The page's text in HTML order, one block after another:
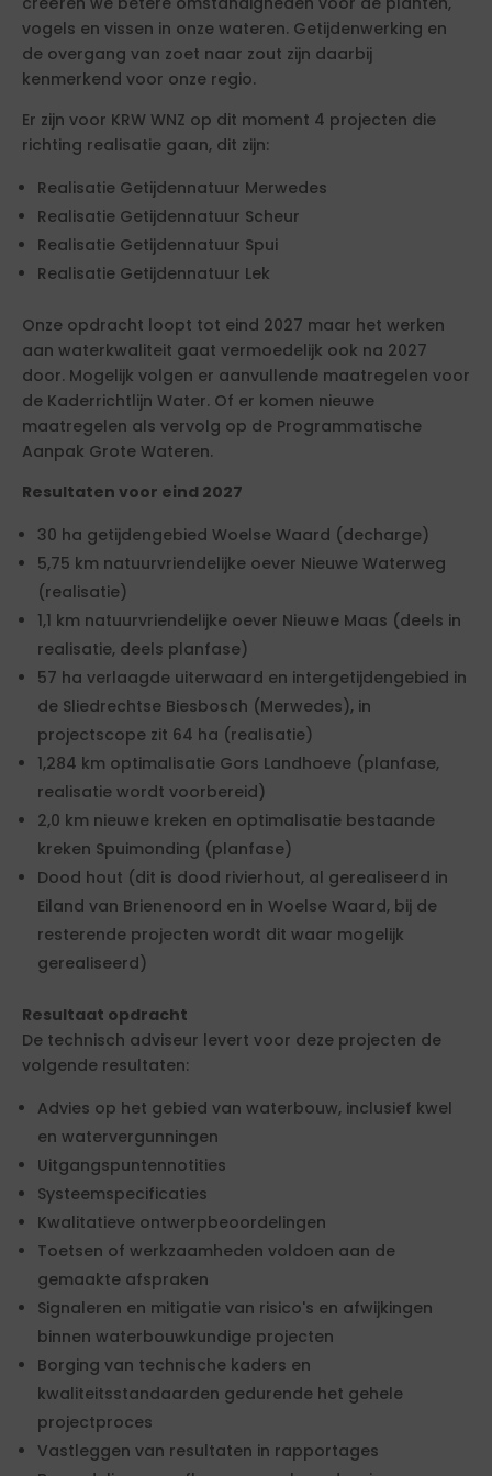
vogels en vissen in onze wateren. Getijdenwerking en
de overgang van zoet naar zout zijn daarbij
kenmerkend voor onze regio.
Er zijn voor KRW WNZ op dit moment 4 projecten die
richting realisatie gaan, dit zijn:
Realisatie Getijdennatuur Merwedes
Realisatie Getijdennatuur Scheur
Realisatie Getijdennatuur Spui
Realisatie Getijdennatuur Lek
Onze opdracht loopt tot eind 2027 maar het werken
aan waterkwaliteit gaat vermoedelijk ook na 2027
door. Mogelijk volgen er aanvullende maatregelen voor
de Kaderrichtlijn Water. Of er komen nieuwe
maatregelen als vervolg op de Programmatische
Aanpak Grote Wateren.
Resultaten voor eind 2027
30 ha getijdengebied Woelse Waard (decharge)
5,75 km natuurvriendelijke oever Nieuwe Waterweg
(realisatie)
1,1 km natuurvriendelijke oever Nieuwe Maas (deels in
realisatie, deels planfase)
57 ha verlaagde uiterwaard en intergetijdengebied in
de Sliedrechtse Biesbosch (Merwedes), in
projectscope zit 64 ha (realisatie)
1,284 km optimalisatie Gors Landhoeve (planfase,
realisatie wordt voorbereid)
2,0 km nieuwe kreken en optimalisatie bestaande
kreken Spuimonding (planfase)
Dood hout (dit is dood rivierhout, al gerealiseerd in
Eiland van Brienenoord en in Woelse Waard, bij de
resterende projecten wordt dit waar mogelijk
gerealiseerd)
Resultaat opdracht
De technisch adviseur levert voor deze projecten de
volgende resultaten:
Advies op het gebied van waterbouw, inclusief kwel
en watervergunningen
Uitgangspuntennotities
Systeemspecificaties
Kwalitatieve ontwerpbeoordelingen
Toetsen of werkzaamheden voldoen aan de
gemaakte afspraken
Signaleren en mitigatie van risico's en afwijkingen
binnen waterbouwkundige projecten
Borging van technische kaders en
kwaliteitsstandaarden gedurende het gehele
projectproces
Vastleggen van resultaten in rapportages